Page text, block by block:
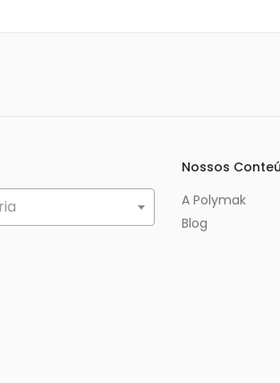
Nossos
A Polymak
Blog